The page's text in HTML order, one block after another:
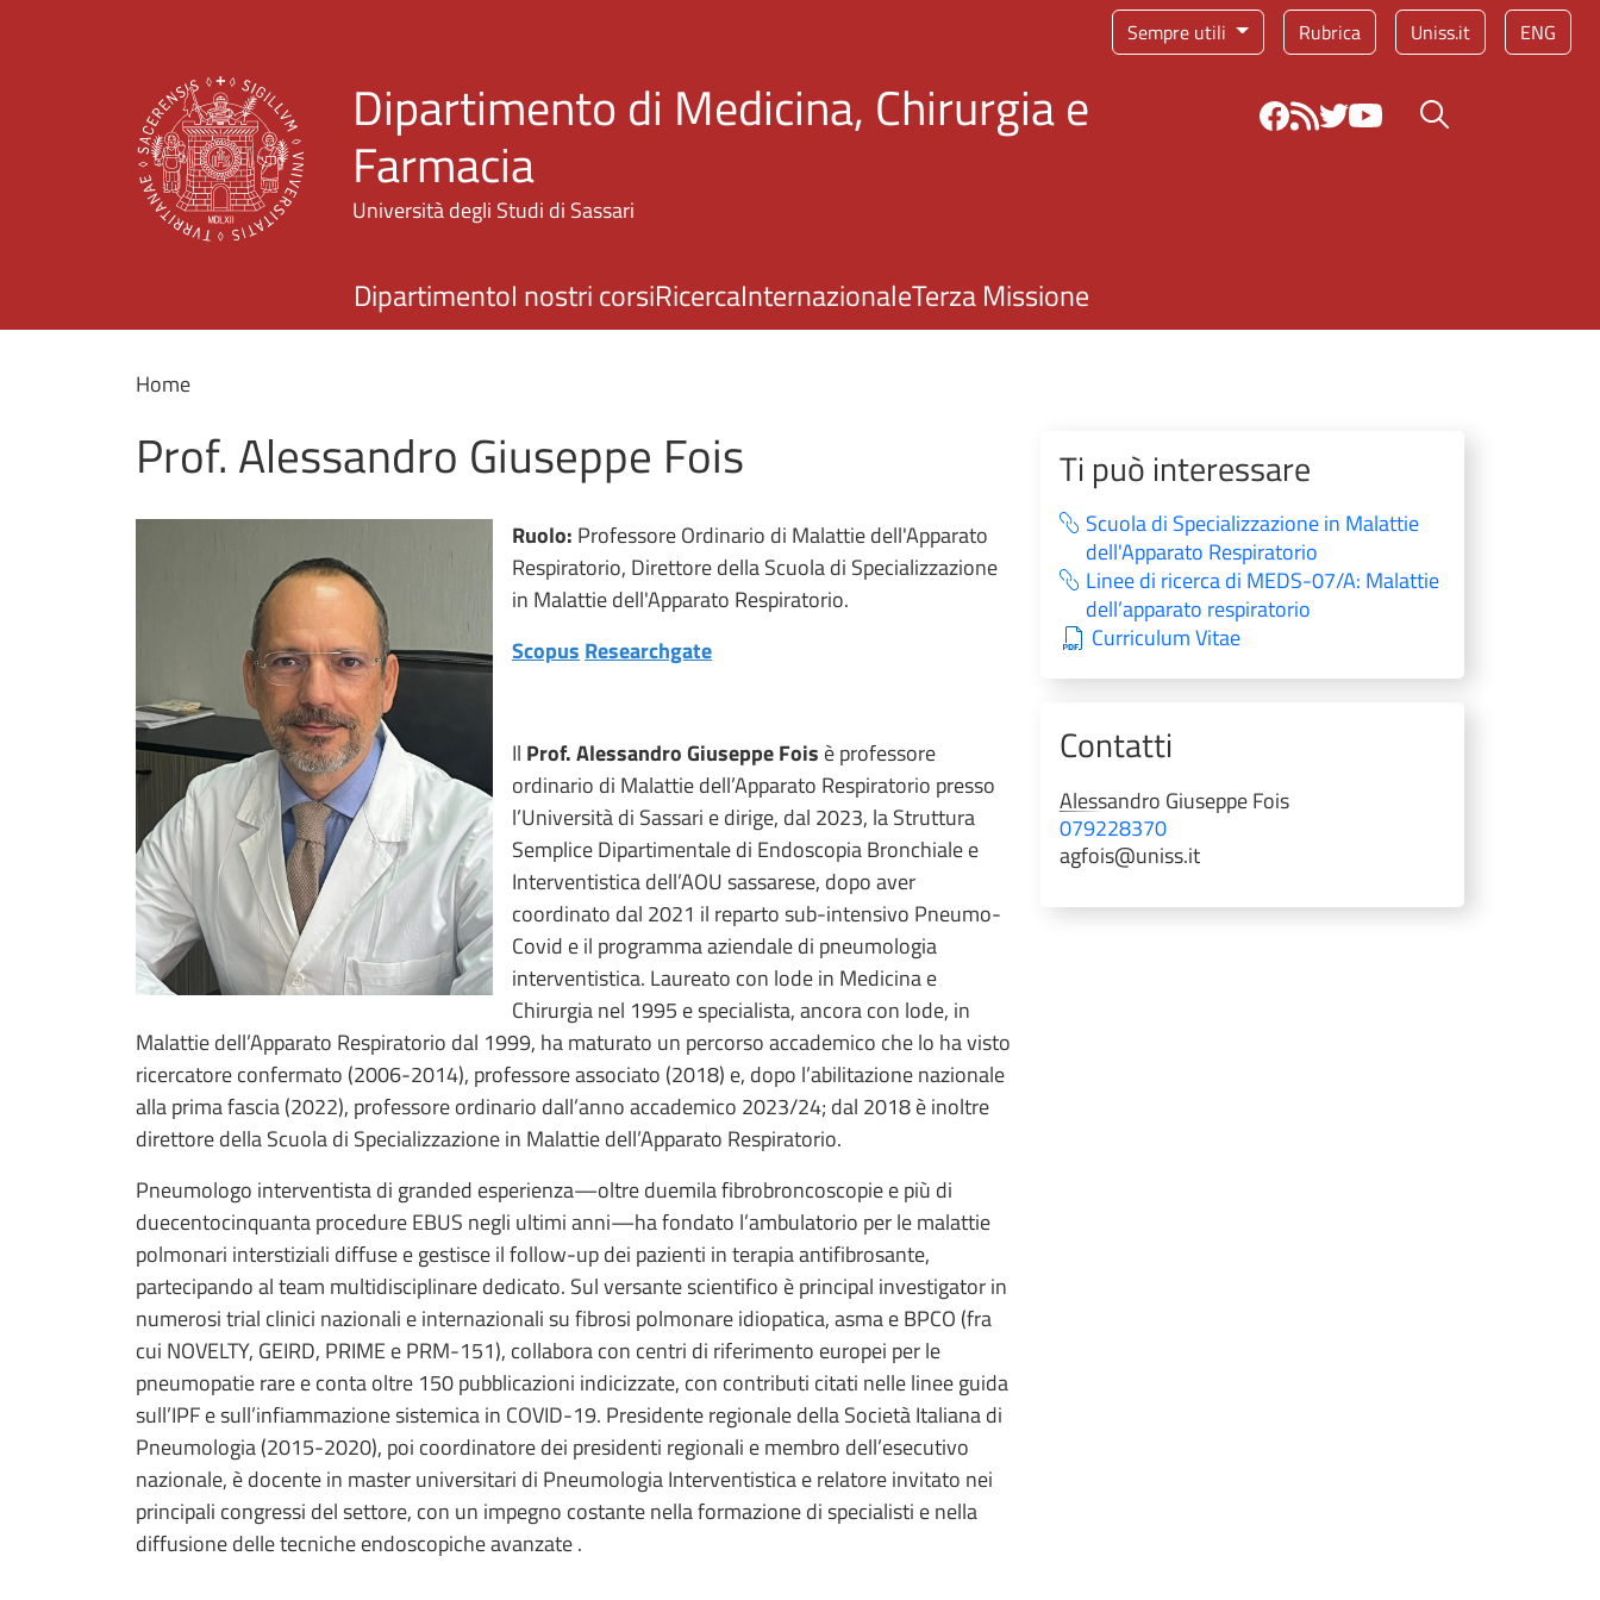
Sempre utili Rubrica Uniss.it ENG
Dipartimento di Medicina, Chirurgia e
Farmacia
Università degli Studi di Sassari
Bottone cerca
DipartimentoI nostri corsiRicercaInternazionaleTerza Missione
Home
Prof. Alessandro Giuseppe Fois
Ruolo: Professore Ordinario di Malattie dell'Apparato
Respiratorio, Direttore della Scuola di Specializzazione
in Malattie dell'Apparato Respiratorio.
Scopus Researchgate
Il Prof. Alessandro Giuseppe Fois è professore
ordinario di Malattie dell’Apparato Respiratorio presso
l’Università di Sassari e dirige, dal 2023, la Struttura
Semplice Dipartimentale di Endoscopia Bronchiale e
Interventistica dell’AOU sassarese, dopo aver
coordinato dal 2021 il reparto sub-intensivo Pneumo-
Covid e il programma aziendale di pneumologia
interventistica. Laureato con lode in Medicina e
Chirurgia nel 1995 e specialista, ancora con lode, in
Malattie dell’Apparato Respiratorio dal 1999, ha maturato un percorso accademico che lo ha visto
ricercatore confermato (2006-2014), professore associato (2018) e, dopo l’abilitazione nazionale
alla prima fascia (2022), professore ordinario dall’anno accademico 2023/24; dal 2018 è inoltre
direttore della Scuola di Specializzazione in Malattie dell’Apparato Respiratorio.
Pneumologo interventista di granded esperienza—oltre duemila fibrobroncoscopie e più di
duecentocinquanta procedure EBUS negli ultimi anni—ha fondato l’ambulatorio per le malattie
polmonari interstiziali diffuse e gestisce il follow-up dei pazienti in terapia antifibrosante,
partecipando al team multidisciplinare dedicato. Sul versante scientifico è principal investigator in
numerosi trial clinici nazionali e internazionali su fibrosi polmonare idiopatica, asma e BPCO (fra
cui NOVELTY, GEIRD, PRIME e PRM-151), collabora con centri di riferimento europei per le
pneumopatie rare e conta oltre 150 pubblicazioni indicizzate, con contributi citati nelle linee guida
sull’IPF e sull’infiammazione sistemica in COVID-19. Presidente regionale della Società Italiana di
Pneumologia (2015-2020), poi coordinatore dei presidenti regionali e membro dell’esecutivo
nazionale, è docente in master universitari di Pneumologia Interventistica e relatore invitato nei
principali congressi del settore, con un impegno costante nella formazione di specialisti e nella
diffusione delle tecniche endoscopiche avanzate .
Ti può interessare
Scuola di Specializzazione in Malattie
dell'Apparato Respiratorio
Linee di ricerca di MEDS-07/A: Malattie
dell’apparato respiratorio
Curriculum Vitae
Contatti
Alessandro GiuseppeFois
079228370
agfois@uniss.it